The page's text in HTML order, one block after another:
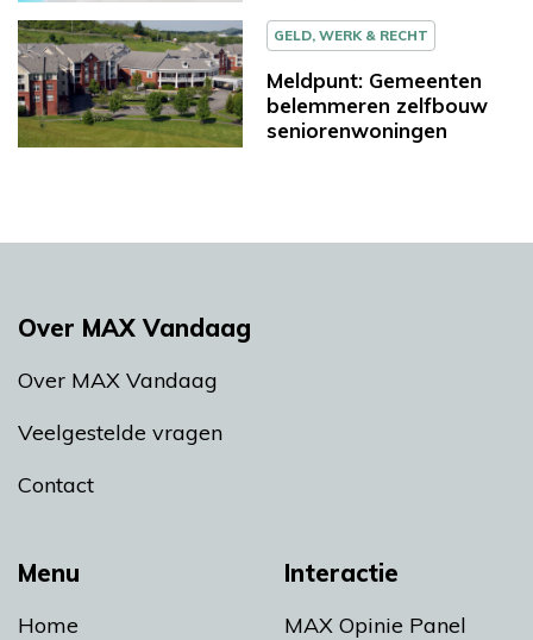
GELD, WERK & RECHT
Meldpunt: Gemeenten
belemmeren zelfbouw
seniorenwoningen
Menu
Home
Interactie
MAX Opinie Panel
Over MAX Vandaag
Over MAX Vandaag
Veelgestelde vragen
Contact